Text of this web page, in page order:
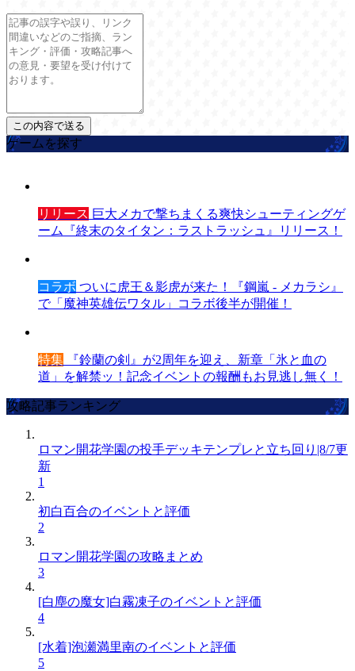
ゲームを探す
リリース 巨大メカで撃ちまくる爽快シューティングゲ
ーム『終末のタイタン：ラストラッシュ』リリース！
コラボ ついに虎王＆影虎が来た！『鋼嵐 - メカラシ』
で「魔神英雄伝ワタル」コラボ後半が開催！
特集 『鈴蘭の剣』が2周年を迎え、新章「氷と血の
道」を解禁ッ！記念イベントの報酬もお見逃し無く！
攻略記事ランキング
ロマン開花学園の投手デッキテンプレと立ち回り|8/7更
新
1
初白百合のイベントと評価
2
ロマン開花学園の攻略まとめ
3
[白塵の魔女]白霧凍子のイベントと評価
4
[水着]泡瀬満里南のイベントと評価
5